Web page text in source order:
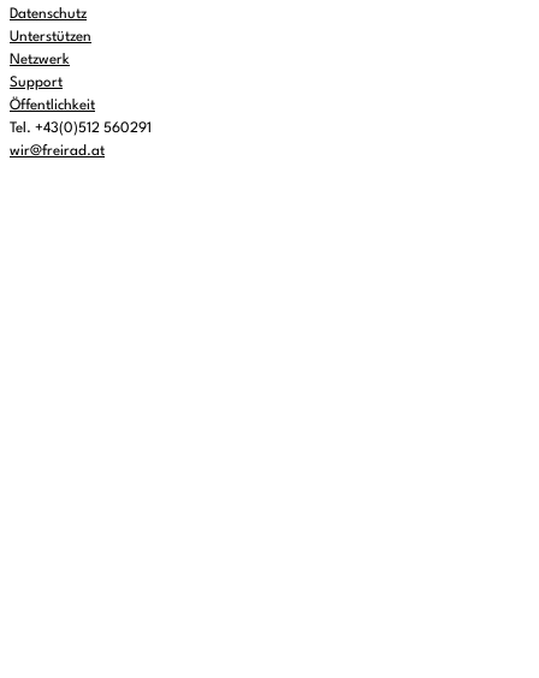
Datenschutz
Unterstützen
Netzwerk
Support
Öffentlichkeit
Tel. +43(0)512 560291
wir@freirad.at